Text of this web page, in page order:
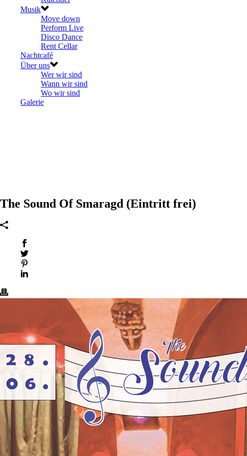
Musik
Move down
Perform Live
Disco Dance
Rent Cellar
Nachtcafé
Über uns
Wer wir sind
Wann wir sind
Wo wir sind
Galerie
The Sound Of Smaragd (Eintritt frei)